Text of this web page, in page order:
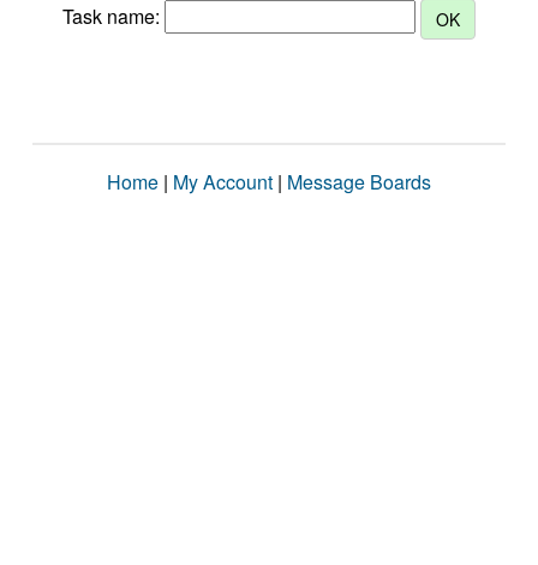
Task name:
Home | My Account | Message Boards